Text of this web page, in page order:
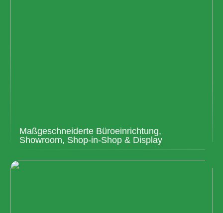
Maßgeschneiderte Büroeinrichtung,
Showroom, Shop-in-Shop & Display